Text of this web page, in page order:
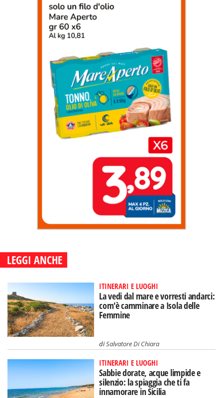
LEGGI ANCHE
ITINERARI E LUOGHI
La vedi dal mare e vorresti andarci:
com'è camminare a Isola delle
Femmine
diSalvatore Di Chiara
ITINERARI E LUOGHI
Sabbie dorate, acque limpide e
silenzio: la spiaggia che ti fa
innamorare in Sicilia